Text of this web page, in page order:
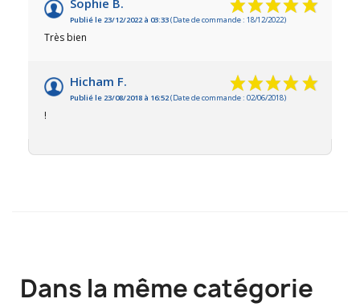
Sophie B.
Publié le 23/12/2022 à 03:33(Date de commande : 18/12/2022)
Très bien
Hicham F.
Publié le 23/08/2018 à 16:52(Date de commande : 02/06/2018)
!
Dans la même catégorie